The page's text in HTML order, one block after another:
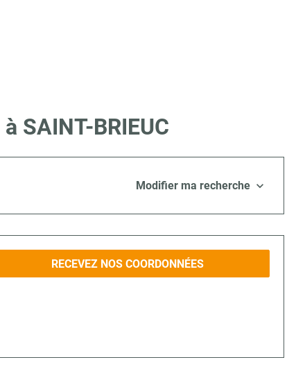
SAINT-BRIEUC
Modifier ma recherche
RECEVEZ NOS COORDONNÉES